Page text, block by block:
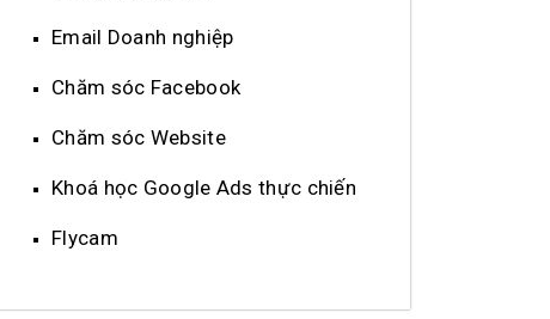
Email Doanh nghiệp
Chăm sóc Facebook
Chăm sóc Website
Khoá học Google Ads thực chiến
Flycam